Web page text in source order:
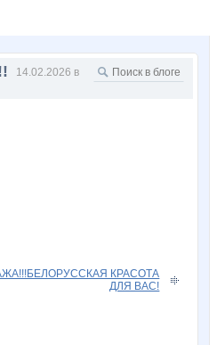
14.02.2026 в
КРАСОТА
ДЛЯ ВАС!